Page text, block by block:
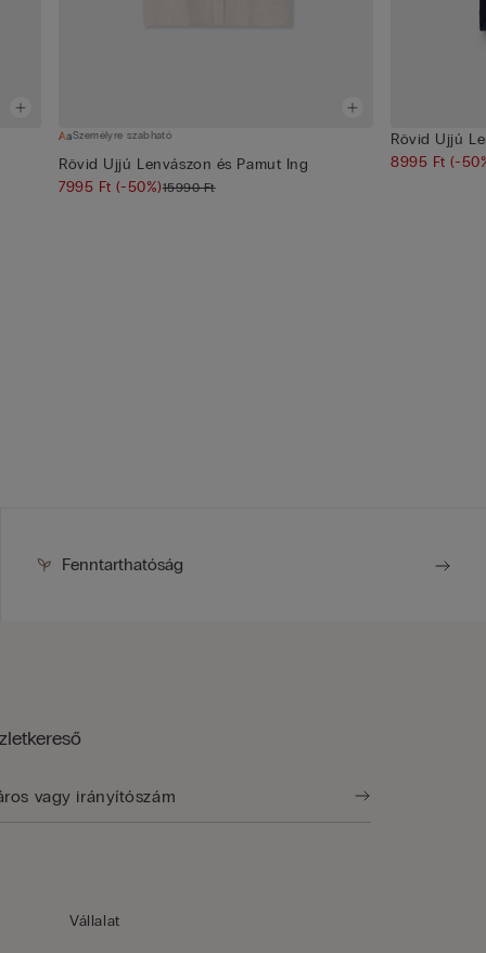
Személyre szabható
Rövid Ujjú Lenvászon és Pamut Ing
7995 Ft(-50%)15990 Ft
Rövid Ujjú
8995 Ft(-
Fenntarthatóság
Vállalat